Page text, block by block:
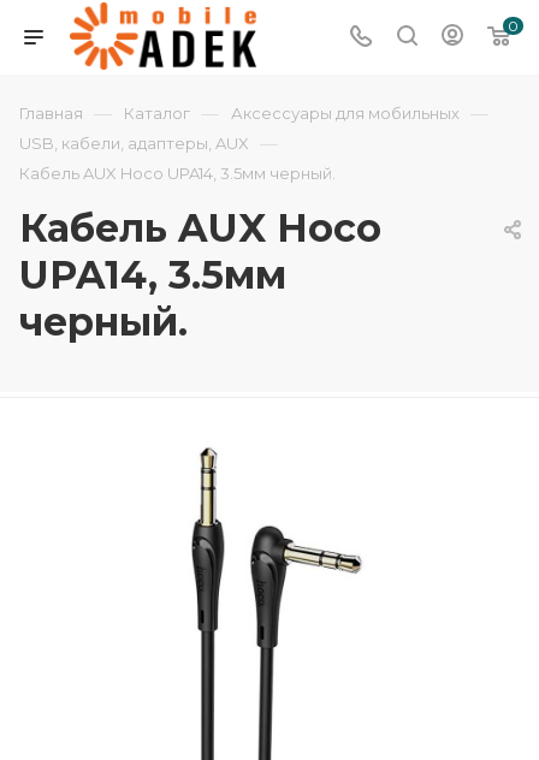
0
Главная — Каталог — Аксессуары для мобильных —
USB, кабели, адаптеры, AUX —
Кабель AUX Hoco UPA14, 3.5мм черный.
Кабель AUX Hoco
UPA14, 3.5мм
черный.